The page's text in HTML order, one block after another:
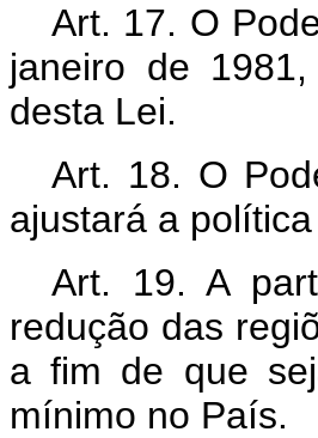
Art. 17. O
janeiro de
desta Lei.
Art. 18. O
ajustará a
Art. 19. A
redução das
a fim de que
mínimo no País.